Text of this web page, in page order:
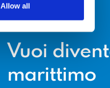
Allow all
PRIVATI
Vuoi
marittimo